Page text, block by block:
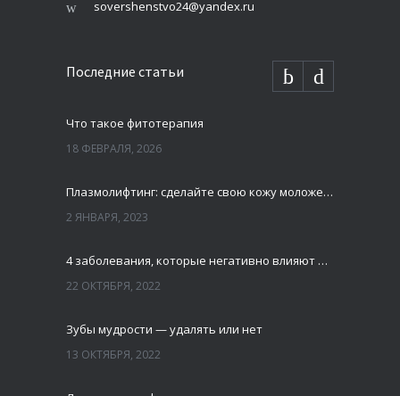
sovershenstvo24@yandex.ru
Последние статьи
Что такое фитотерапия
18 ФЕВРАЛЯ, 2026
Плазмолифтинг: сделайте свою кожу моложе и свежей
2 ЯНВАРЯ, 2023
4 заболевания, которые негативно влияют на зубы
22 ОКТЯБРЯ, 2022
Зубы мудрости — удалять или нет
13 ОКТЯБРЯ, 2022